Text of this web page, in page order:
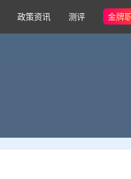
政策资讯 测评 金牌